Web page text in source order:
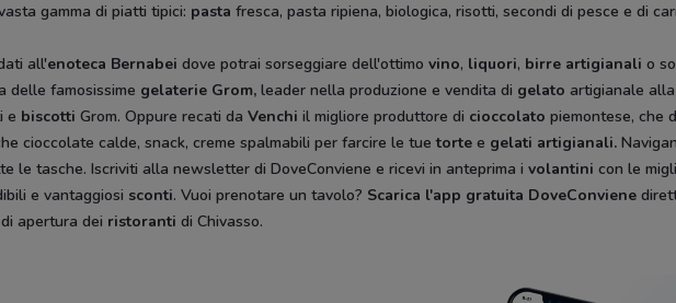
gamma di piatti tipici: pasta fresca, pasta ripiena, biologica, risotti, secondi di pesce e di
all'enoteca Bernabei dove potrai sorseggiare dell'ottimo vino, liquori, birre artigianali o
delle famosissime gelaterie Grom, leader nella produzione e vendita di gelato artigianale
e biscotti Grom. Oppure recati da Venchi il migliore produttore di cioccolato piemontese, che
cioccolate calde, snack, creme spalmabili per farcire le tuetorte e gelati artigianali.
le tasche. Iscriviti alla newsletter di DoveConviene e ricevi in anteprima i volantini con le
e vantaggiosi sconti. Vuoi prenotare un tavolo? Scarica l'app gratuita DoveConviene
di apertura dei ristoranti di Chivasso.